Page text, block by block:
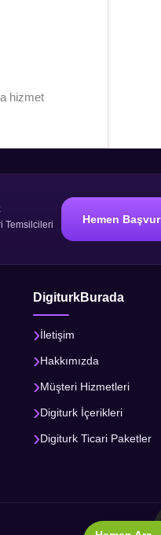
hizmet
Temsilcileri Hemen Başvur
DigiturkBurada
İletişim
Hakkımızda
Müşteri Hizmetleri
Digiturk İçerikleri
Digiturk Ticari Paketler